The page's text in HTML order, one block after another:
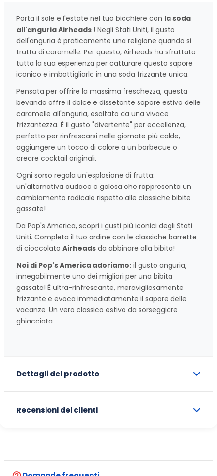
Porta il sole e l'estate nel tuo bicchiere con la soda
all'anguria Airheads ! Negli Stati Uniti, il gusto
dell'anguria è praticamente una religione quando si
tratta di caramelle. Per questo, Airheads ha sfruttato
tutta la sua esperienza per catturare questo sapore
iconico e imbottigliarlo in una soda frizzante unica.
Pensata per offrire la massima freschezza, questa
bevanda offre il dolce e dissetante sapore estivo delle
caramelle all'anguria, esaltato da una vivace
frizzantezza. È il gusto "divertente" per eccellenza,
perfetto per rinfrescarsi nelle giornate più calde,
aggiungere un tocco di colore a un barbecue o
creare cocktail originali.
Ogni sorso regala un'esplosione di frutta:
un'alternativa audace e golosa che rappresenta un
cambiamento radicale rispetto alle classiche bibite
gassate!
Da Pop's America, scopri i gusti più iconici degli Stati
Uniti. Completa il tuo ordine con le classiche barrette
di cioccolato Airheads da abbinare alla bibita!
Noi di Pop's America adoriamo: il gusto anguria,
innegabilmente uno dei migliori per una bibita
gassata! È ultra-rinfrescante, meravigliosamente
frizzante e evoca immediatamente il sapore delle
vacanze. Un vero classico estivo da sorseggiare
ghiacciata.
Dettagli del prodotto
Recensioni dei clienti